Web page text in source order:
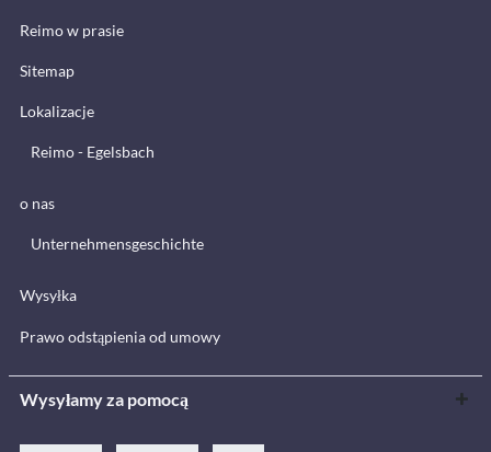
Reimo w prasie
Sitemap
Lokalizacje
Reimo - Egelsbach
o nas
Unternehmensgeschichte
Wysyłka
Prawo odstąpienia od umowy
Wysyłamy za pomocą